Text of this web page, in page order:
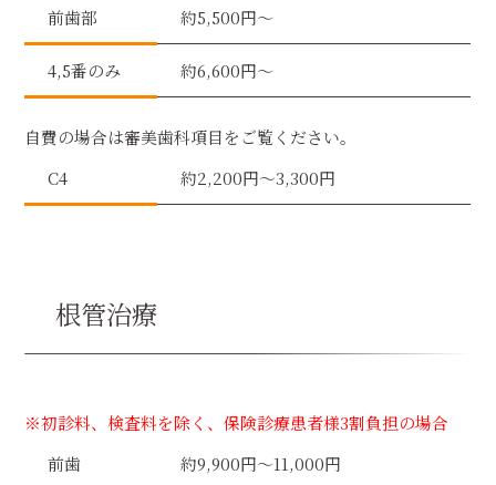
前歯部 約5,500円〜
4,5番のみ 約6,600円〜
自費の場合は審美歯科項目をご覧ください。
C4
約2,200円〜3,300円
根管治療
※初診料、検査料を除く、保険診療患者様3割負担の場合
前歯
約9,900円〜11,000円